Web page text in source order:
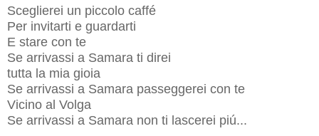
Sceglierei un piccolo caffé
Per invitarti e guardarti
E stare con te
Se arrivassi a Samara ti direi
tutta la mia gioia
Se arrivassi a Samara passeggerei con te
Vicino al Volga
Se arrivassi a Samara non ti lascerei piú...